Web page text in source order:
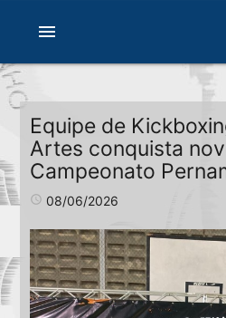
menu
Equipe de
Artes conquista
Campeonato
access_time 08/06/2026